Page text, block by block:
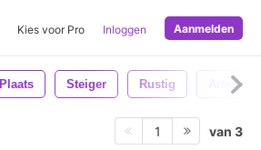
Kies voor Pro Inloggen Aanmelden
Plaats Steiger Rustig
1 van 3